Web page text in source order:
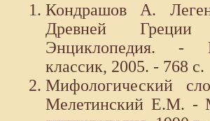
Кондрашов А.
Древней
Энциклопедия.
классик, 2005. - 768 с.
Мифологический
Мелетинский Е.М. -